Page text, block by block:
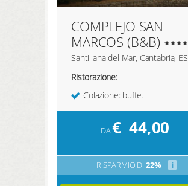
COMPLEJO SAN
MARCOS (B&B)
Santillana del Mar, Cantabria, ES
Ristorazione:
Colazione: buffet
DA€ 44,00
RISPARMIO DI 22% i